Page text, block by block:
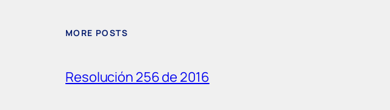
MORE POSTS
Resolución 256 de 2016